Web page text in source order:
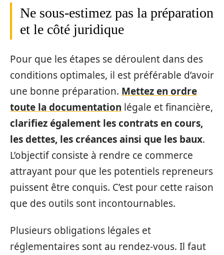
Ne sous-estimez pas la préparation
et le côté juridique
Pour que les étapes se déroulent dans des
conditions optimales, il est préférable d’avoir
une bonne préparation. Mettez en ordre
toute la documentation légale et financière,
clarifiez également les contrats en cours,
les dettes, les créances ainsi que les baux.
L’objectif consiste à rendre ce commerce
attrayant pour que les potentiels repreneurs
puissent être conquis. C’est pour cette raison
que des outils sont incontournables.
Plusieurs obligations légales et
réglementaires sont au rendez-vous. Il faut